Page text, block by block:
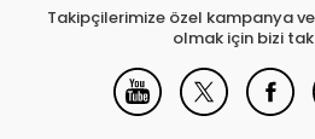
Takipçilerimize özel kampanya
olmak için bizi